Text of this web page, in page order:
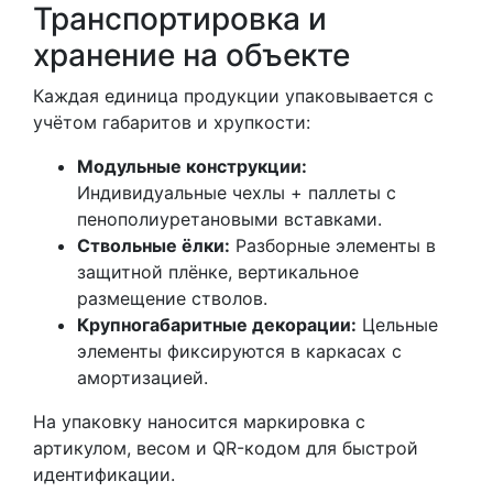
Транспортировка и
хранение на объекте
Каждая единица продукции упаковывается с
учётом габаритов и хрупкости:
Модульные конструкции:
Индивидуальные чехлы + паллеты с
пенополиуретановыми вставками.
Ствольные ёлки: Разборные элементы в
защитной плёнке, вертикальное
размещение стволов.
Крупногабаритные декорации: Цельные
элементы фиксируются в каркасах с
амортизацией.
На упаковку наносится маркировка с
артикулом, весом и QR-кодом для быстрой
идентификации.